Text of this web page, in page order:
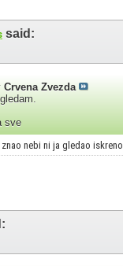
said:
Crvena Zvezda
sve
nebi ni ja gledao iskreno